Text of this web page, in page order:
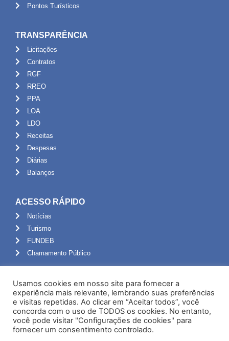
Pontos Turísticos
TRANSPARÊNCIA
Licitações
Contratos
RGF
RREO
PPA
LOA
LDO
Receitas
Despesas
Diárias
Balanços
ACESSO RÁPIDO
Notícias
Turismo
FUNDEB
Chamamento Público
Portal do Servidor
Webmail
Administração
Usamos cookies em nosso site para fornecer a
experiência mais relevante, lembrando suas preferências
e visitas repetidas. Ao clicar em “Aceitar todos”, você
concorda com o uso de TODOS os cookies. No entanto,
você pode visitar "Configurações de cookies" para
fornecer um consentimento controlado.